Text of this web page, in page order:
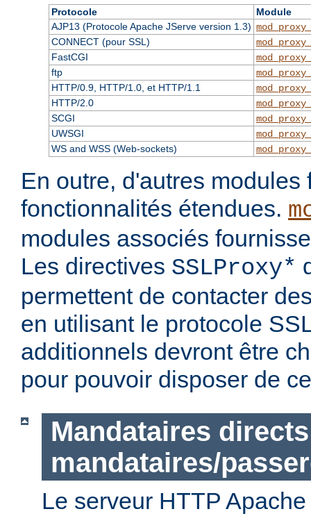
Protocole
Module
AJP13 (Protocole Apache JServe version 1.3)
CONNECT (pour SSL)
FastCGI
ftp
HTTP/0.9, HTTP/1.0, et HTTP/1.1
HTTP/2.0
SCGI
UWSGI
WS and WSS (Web-sockets)
En outre, d'autres modules
fonctionnalités étendues.
modules associés
Les directives SSLProxy*
permettent de contacter
en utilisant le protocole
additionnels devront être
pour pouvoir disposer de
Mandataires
mandataires/
Le serveur HTTP